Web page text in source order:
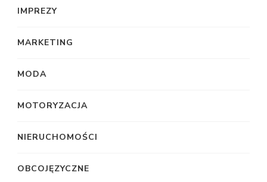
IMPREZY
MARKETING
MODA
MOTORYZACJA
NIERUCHOMOŚCI
OBCOJĘZYCZNE